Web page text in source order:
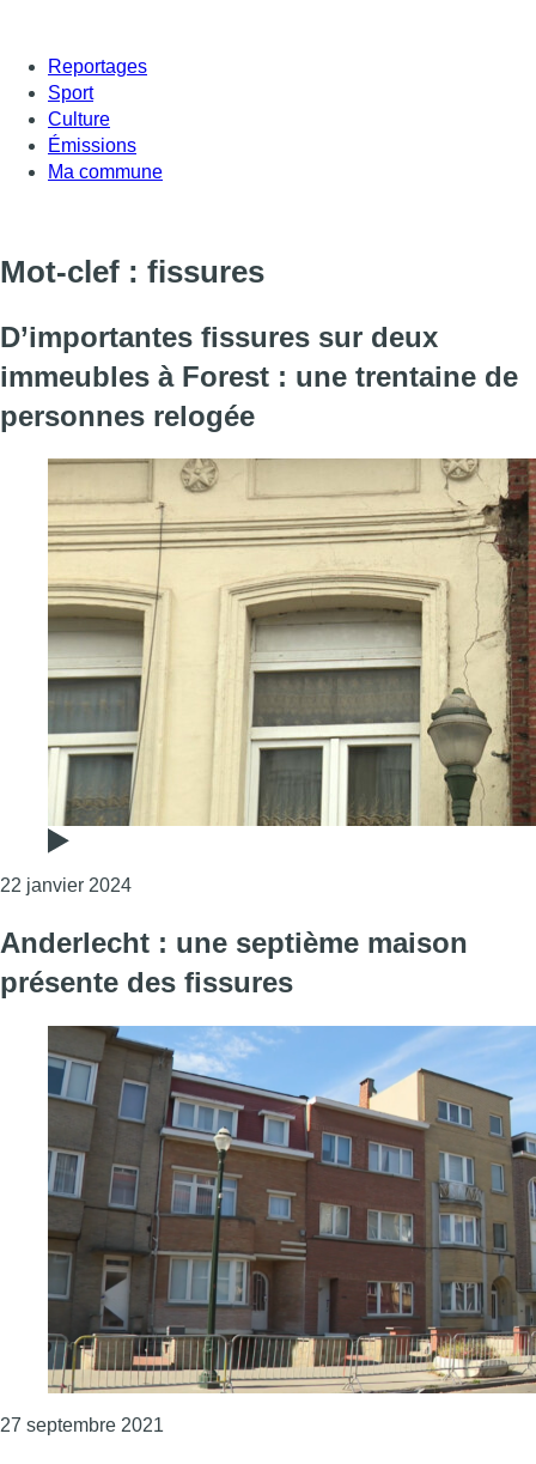
Reportages
Sport
Culture
Émissions
Ma commune
Mot-clef : fissures
D’importantes fissures sur deux
immeubles à Forest : une trentaine de
personnes relogée
22 janvier 2024Consulter l'article "D’importantes fissures sur
Anderlecht : une septième maison
présente des fissures
27 septembre 2021